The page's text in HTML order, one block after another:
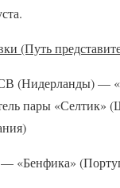
(Путь
(Нидерланды) —
пары «Селтик»
«Бенфика»